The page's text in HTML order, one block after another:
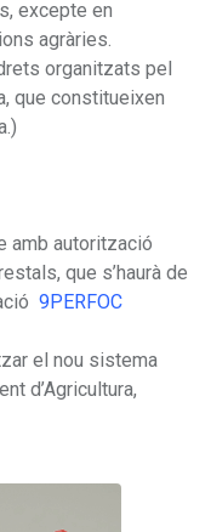
excepte en
agràries.
organitzats pel
que constitueixen
amb autorització
que s’haurà de
9PERFOC
el nou sistema
d’Agricultura,